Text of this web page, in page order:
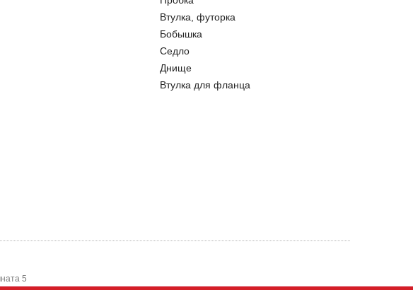
Втулка, футорка
Бобышка
Седло
Днище
Втулка для фланца
5